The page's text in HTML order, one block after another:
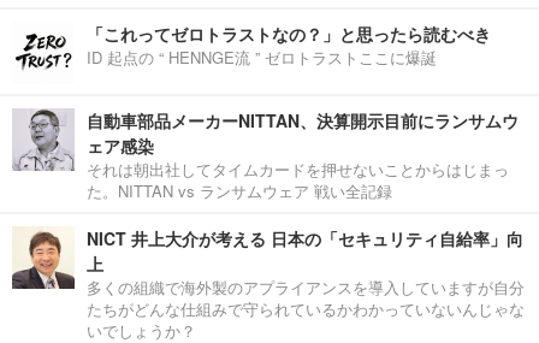
「これってゼロトラストなの？」と思ったら読むべき
ID 起点の “ HENNGE流 ” ゼロトラストここに爆誕
自動車部品メーカーNITTAN、決算開示目前にランサムウ
ェア感染
それは朝出社してタイムカードを押せないことからはじまっ
た。NITTAN vs ランサムウェア 戦い全記録
NICT 井上大介が考える 日本の「セキュリティ自給率」向
上
多くの組織で海外製のアプライアンスを導入していますが自分
たちがどんな仕組みで守られているかわかっていないんじゃな
いでしょうか？